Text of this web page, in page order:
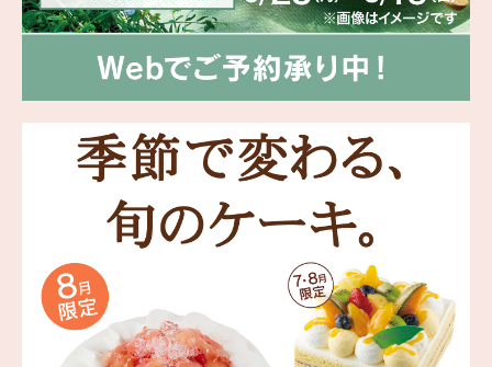
岳や末広がりを意味す
つ時」という意味を込
。雄大な八ヶ岳山麓の自
れる、こだわりのスイー
海外 Overseas shops
Malaysia
UAE
Thailand